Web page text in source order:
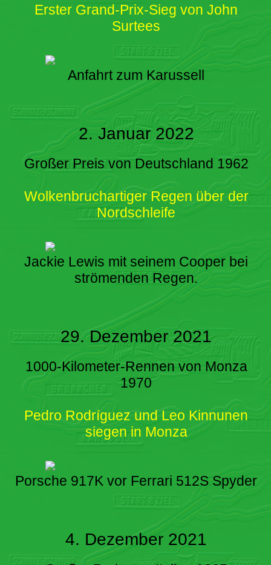
Erster Grand-Prix-Sieg von John
Surtees
Anfahrt zum Karussell
2. Januar 2022
Großer Preis von Deutschland 1962
Wolkenbruchartiger Regen über der
Nordschleife
Jackie Lewis mit seinem Cooper bei
strömenden Regen.
29. Dezember 2021
1000-Kilometer-Rennen von Monza
1970
Pedro Rodríguez und Leo Kinnunen
siegen in Monza
Porsche 917K vor Ferrari 512S Spyder
4. Dezember 2021